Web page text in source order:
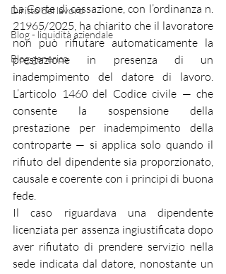
Diritto del lavoro
Blog - liquidità aziendale
Blog generico
La Corte di cassazione, con l’ordinanza n.
21965/2025, ha chiarito che il lavoratore
non può rifiutare automaticamente la
prestazione in presenza di un
inadempimento del datore di lavoro.
L’articolo 1460 del Codice civile — che
consente la sospensione della
prestazione per inadempimento della
controparte — si applica solo quando il
rifiuto del dipendente sia proporzionato,
causale e coerente con i principi di buona
fede.
Il caso riguardava una dipendente
licenziata per assenza ingiustificata dopo
aver rifiutato di prendere servizio nella
sede indicata dal datore, nonostante un